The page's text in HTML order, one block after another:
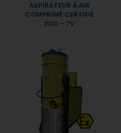
ASPIRATEUR À AIR
COMPRIMÉ CERTIFIÉ
2GD - 7V